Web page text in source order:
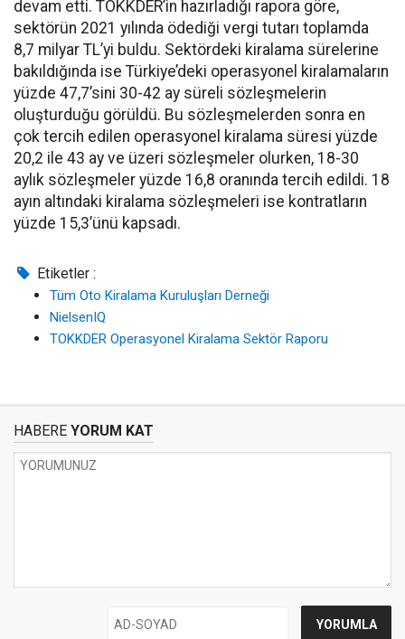
devam etti. TOKKDER’in hazırladığı rapora göre,
sektörün 2021 yılında ödediği vergi tutarı toplamda
8,7 milyar TL’yi buldu. Sektördeki kiralama sürelerine
bakıldığında ise Türkiye’deki operasyonel kiralamaların
yüzde 47,7’sini 30-42 ay süreli sözleşmelerin
oluşturduğu görüldü. Bu sözleşmelerden sonra en
çok tercih edilen operasyonel kiralama süresi yüzde
20,2 ile 43 ay ve üzeri sözleşmeler olurken, 18-30
aylık sözleşmeler yüzde 16,8 oranında tercih edildi. 18
ayın altındaki kiralama sözleşmeleri ise kontratların
yüzde 15,3’ünü kapsadı.
Etiketler :
Tüm Oto Kiralama Kuruluşları Derneği
NielsenIQ
TOKKDER Operasyonel Kiralama Sektör Raporu
HABERE YORUM KAT